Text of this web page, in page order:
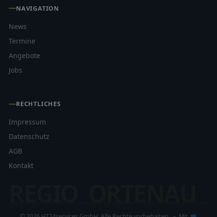
NAVIGATION
News
Termine
Angebote
Jobs
RECHTLICHES
Impressum
Datenschutz
AGB
Kontakt